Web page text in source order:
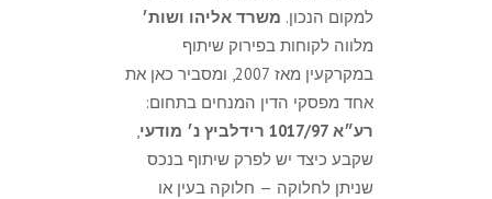
למקום הנכון. משרד אליהו ושות׳
מלווה לקוחות בפירוק שיתוף
במקרקעין מאז 2007, ומסביר כאן את
אחד מפסקי הדין המנחים בתחום:
רע״א 1017/97 רידלביץ נ׳ מודעי
,
שקבע כיצד יש לפרק שיתוף בנכס
שניתן לחלוקה — חלוקה בעין או